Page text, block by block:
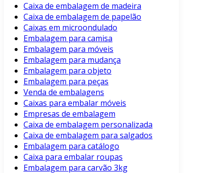
Caixa de embalagem de madeira
Caixa de embalagem de papelão
Caixas em microondulado
Embalagem para camisa
Embalagem para móveis
Embalagem para mudança
Embalagem para objeto
Embalagem para peças
Venda de embalagens
Caixas para embalar móveis
Empresas de embalagem
Caixa de embalagem personalizada
Caixa de embalagem para salgados
Embalagem para catálogo
Caixa para embalar roupas
Embalagem para carvão 3kg